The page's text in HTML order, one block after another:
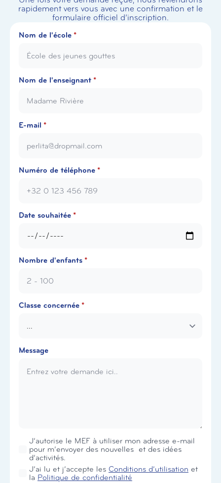
rapidement vers vous avec une confirmation et le
formulaire officiel d’inscription.
Nom de l'école *
Nom de l'enseignant *
E-mail *
Numéro de téléphone *
Date souhaitée *
Nombre d'enfants *
Classe concernée *
Message
Newsletter
J’autorise le MEF à utiliser mon adresse e-mail
pour m’envoyer des nouvelles et des idées
d’activités.
RGPD
J’ai lu et j’accepte les Conditions d’utilisation et
la Politique de confidentialité